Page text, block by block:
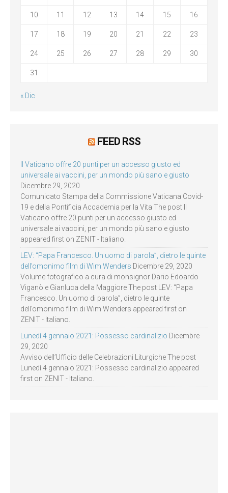
10 11 12 13 14 15 16
17 18 19 20 21 22 23
24 25 26 27 28 29 30
31
« Dic
FEED RSS
Il Vaticano offre 20 punti per un accesso giusto ed
universale ai vaccini, per un mondo più sano e giusto
Dicembre 29, 2020
Comunicato Stampa della Commissione Vaticana Covid-
19 e della Pontificia Accademia per la Vita The post Il
Vaticano offre 20 punti per un accesso giusto ed
universale ai vaccini, per un mondo più sano e giusto
appeared first on ZENIT - Italiano.
LEV: “Papa Francesco. Un uomo di parola”, dietro le quinte
dell’omonimo film di Wim Wenders Dicembre 29, 2020
Volume fotografico a cura di monsignor Dario Edoardo
Viganò e Gianluca della Maggiore The post LEV: “Papa
Francesco. Un uomo di parola”, dietro le quinte
dell’omonimo film di Wim Wenders appeared first on
ZENIT - Italiano.
Lunedì 4 gennaio 2021: Possesso cardinalizio Dicembre
29, 2020
Avviso dell’Ufficio delle Celebrazioni Liturgiche The post
Lunedì 4 gennaio 2021: Possesso cardinalizio appeared
first on ZENIT - Italiano.